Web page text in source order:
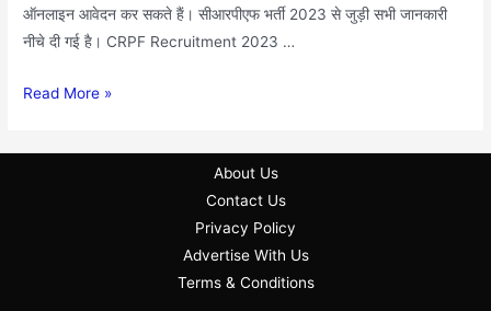
ऑनलाइन आवेदन कर सकते हैं। सीआरपीएफ भर्ती 2023 से जुड़ी सभी जानकारी
नीचे दी गई है। CRPF Recruitment 2023 …
Read More »
About Us
Contact Us
Privacy Policy
Advertise With Us
Terms & Conditions